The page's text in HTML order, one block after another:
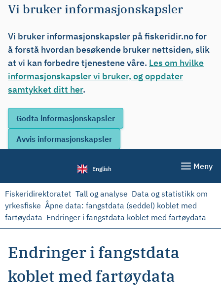
Vi bruker informasjonskapsler
Vi bruker informasjonskapsler på fiskeridir.no for
å forstå hvordan besøkende bruker nettsiden, slik
at vi kan forbedre tjenestene våre. Les om hvilke
informasjonskapsler vi bruker, og oppdater
samtykket ditt her.
English Meny
Fiskeridirektoratet Tall og analyse Data og statistikk om
yrkesfiske Åpne data: fangstdata (seddel) koblet med
fartøydata Endringer i fangstdata koblet med fartøydata
Endringer i fangstdata
koblet med fartøydata